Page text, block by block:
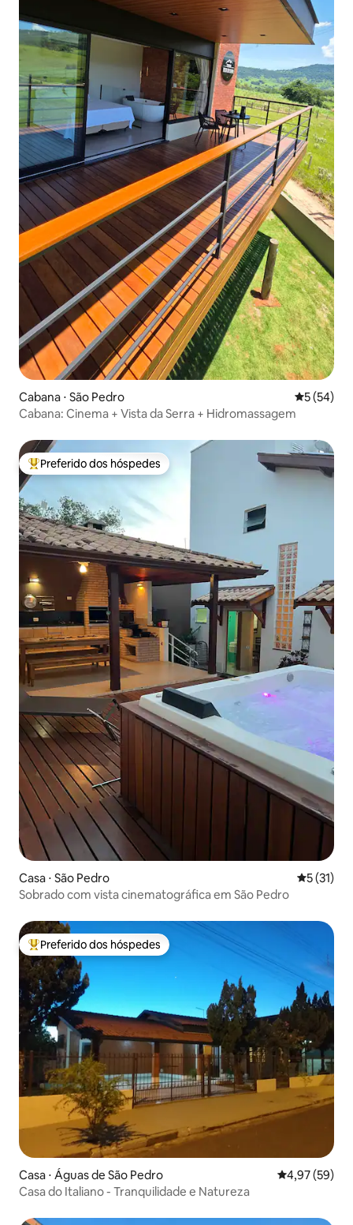
Cabana ⋅ São Pedro 5 de uma
5 (54)
Cabana: Cinema + Vista da Serra + Hidromassagem
Entre os melhores preferidos dos hóspedes
Preferido dos hóspedes
Casa ⋅ São Pedro 5 de uma
5 (31)
Sobrado com vista cinematográfica em São Pedro
Entre os melhores preferidos dos hóspedes
Preferido dos hóspedes
Casa ⋅ Águas de São Pedro 4,97 de uma
4,97 (59)
Casa do Italiano - Tranquilidade e Natureza